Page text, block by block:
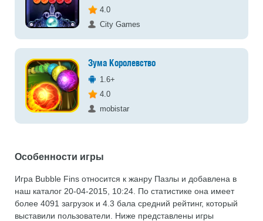
4.0
City Games
Зума Королевство
1.6+
4.0
mobistar
Особенности игры
Игра Bubble Fins относится к жанру Пазлы и добавлена в
наш каталог 20-04-2015, 10:24. По статистике она имеет
более 4091 загрузок и 4.3 бала средний рейтинг, который
выставили пользователи. Ниже представлены игры